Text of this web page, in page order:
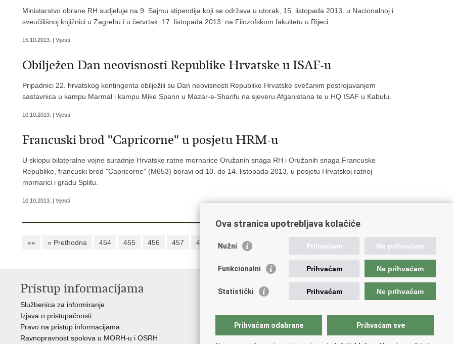
Ministarstvo obrane RH sudjeluje na 9. Sajmu stipendija koji se održava u utorak, 15. listopada 2013. u Nacionalnoj i
sveučilišnoj knjižnici u Zagrebu i u četvrtak, 17. listopada 2013. na Filozofskom fakultetu u Rijeci.
15.10.2013. | Vijesti
Obilježen Dan neovisnosti Republike Hrvatske u ISAF-u
Pripadnici 22. hrvatskog kontingenta obilježili su Dan neovisnosti Republike Hrvatske svečanim postrojavanjem
sastavnica u kampu Marmal i kampu Mike Spann u Mazar-e-Sharifu na sjeveru Afganistana te u HQ ISAF u Kabulu.
10.10.2013. | Vijesti
Francuski brod "Capricorne" u posjetu HRM-u
U sklopu bilateralne vojne suradnje Hrvatske ratne mornarice Oružanih snaga RH i Oružanih snaga Francuske
Republike, francuski brod "Capricorne" (M653) boravi od 10. do 14. listopada 2013. u posjetu Hrvatskoj ratnoj
mornarici i gradu Splitu.
10.10.2013. | Vijesti
«« « Prethodna 454 455 456 457 458 459 460
Pristup informacijama
Službenica za informiranje
Izjava o pristupačnosti
Pravo na pristup informacijama
Ravnopravnost spolova u MORH-u i OSRH
Važne poveznice
Predsjednik RH
Hrvatski Sabor
Pučki pravobranitelj
Ova stranica upotrebljava kolačiće
Nužni Prihvaćam Ne prihvaćam
Funkcionalni Prihvaćam Ne prihvaćam
Statistički Prihvaćam Ne prihvaćam
Prihvaćam odabrane Prihvaćam sve